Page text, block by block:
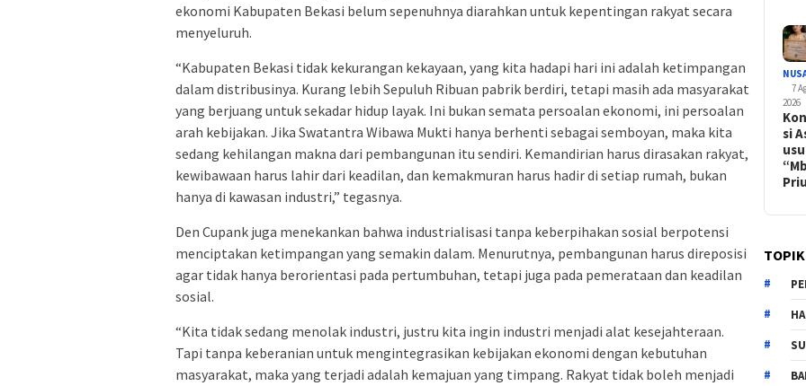
ekonomi Kabupaten Bekasi belum sepenuhnya diarahkan untuk kepentingan rakyat secara
menyeluruh.
“Kabupaten Bekasi tidak kekurangan kekayaan, yang kita hadapi hari ini adalah ketimpangan
dalam distribusinya. Kurang lebih Sepuluh Ribuan pabrik berdiri, tetapi masih ada masyarakat
yang berjuang untuk sekadar hidup layak. Ini bukan semata persoalan ekonomi, ini persoalan
arah kebijakan. Jika Swatantra Wibawa Mukti hanya berhenti sebagai semboyan, maka kita
sedang kehilangan makna dari pembangunan itu sendiri. Kemandirian harus dirasakan rakyat,
kewibawaan harus lahir dari keadilan, dan kemakmuran harus hadir di setiap rumah, bukan
hanya di kawasan industri,” tegasnya.
Den Cupank juga menekankan bahwa industrialisasi tanpa keberpihakan sosial berpotensi
menciptakan ketimpangan yang semakin dalam. Menurutnya, pembangunan harus direposisi
agar tidak hanya berorientasi pada pertumbuhan, tetapi juga pada pemerataan dan keadilan
sosial.
“Kita tidak sedang menolak industri, justru kita ingin industri menjadi alat kesejahteraan.
Tapi tanpa keberanian untuk mengintegrasikan kebijakan ekonomi dengan kebutuhan
masyarakat, maka yang terjadi adalah kemajuan yang timpang. Rakyat tidak boleh menjadi
7
2026
si